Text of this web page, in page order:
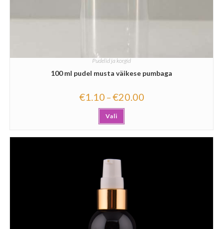
Pudelid ja korgid
100 ml pudel musta väikese pumbaga
€1.10 –€20.00
Vali